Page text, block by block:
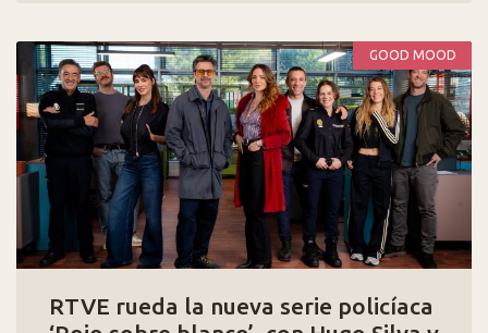
GOOD MOOD
RTVE rueda la nueva serie policíaca